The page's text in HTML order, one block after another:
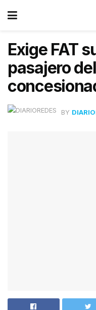
Exige FAT
pasajero
BY